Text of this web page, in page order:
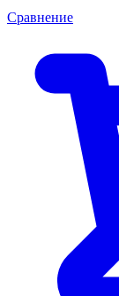
Сравнение